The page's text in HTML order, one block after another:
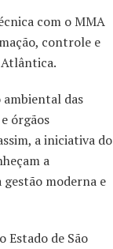
com o MMA
controle e
ambiental das
órgãos
a iniciativa do
a
moderna e
Estado de São